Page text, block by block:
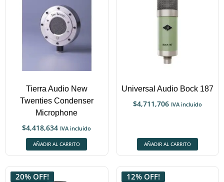
Tierra Audio New
Twenties Condenser
Microphone
$4,418,634 IVA incluido
AÑADIR AL CARRITO
Universal Audio Bock 187
$4,711,706 IVA incluido
AÑADIR AL CARRITO
20% OFF! 12% OFF!